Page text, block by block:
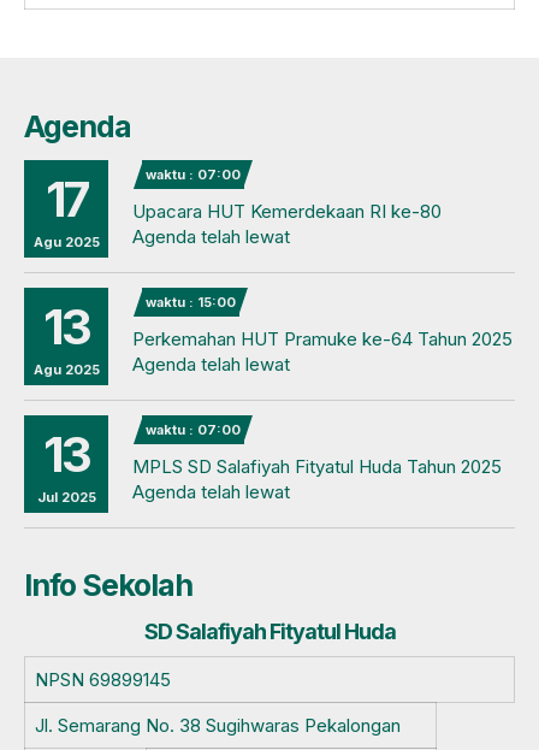
Agenda
17
Agu 2025
waktu : 07:00
Upacara HUT Kemerdekaan RI ke-80
Agenda telah lewat
13
Agu 2025
waktu : 15:00
Perkemahan HUT Pramuke ke-64 Tahun 2025
Agenda telah lewat
13
Jul 2025
waktu : 07:00
MPLS SD Salafiyah Fityatul Huda Tahun 2025
Agenda telah lewat
Info Sekolah
SD Salafiyah Fityatul Huda
NPSN 69899145
Jl. Semarang No. 38 Sugihwaras Pekalongan